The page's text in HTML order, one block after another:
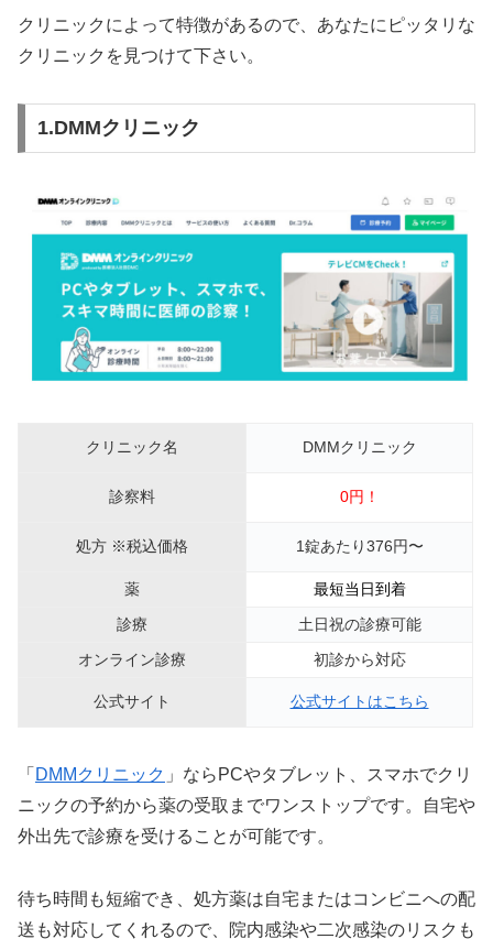
クリニックによって特徴があるので、あなたにピッタリな
クリニックを見つけて下さい。
1.DMMクリニック
クリニック名 DMMクリニック
診察料 0円！
処方 ※税込価格 1錠あたり376円〜
薬
最短当日到着
診療
土日祝の診療可能
オンライン診療
初診から対応
公式サイト 公式サイトはこちら
「 DMMクリニック 」ならPCやタブレット、スマホでクリ
ニックの予約から薬の受取までワンストップです。自宅や
外出先で診療を受けることが可能です。
待ち時間も短縮でき、処方薬は自宅またはコンビニへの配
送も対応してくれるので、院内感染や二次感染のリスクも